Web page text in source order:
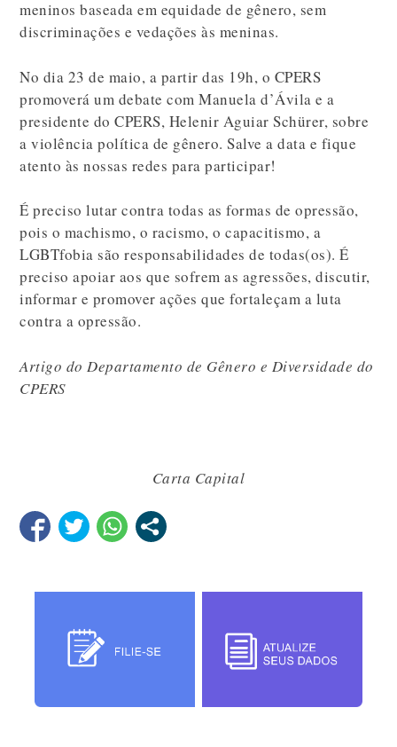
meninos baseada em equidade de gênero, sem
discriminações e vedações às meninas.
No dia 23 de maio, a partir das 19h, o CPERS
promoverá um debate com Manuela d’Ávila e a
presidente do CPERS, Helenir Aguiar Schürer, sobre
a violência política de gênero. Salve a data e fique
atento às nossas redes para participar!
É preciso lutar contra todas as formas de opressão,
pois o machismo, o racismo, o capacitismo, a
LGBTfobia são responsabilidades de todas(os). É
preciso apoiar aos que sofrem as agressões, discutir,
informar e promover ações que fortaleçam a luta
contra a opressão.
Artigo do Departamento de Gênero e Diversidade do
CPERS
Carta Capital